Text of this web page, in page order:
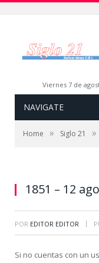
viernes 7 de
NAVIGATE
Home » Siglo 21 »
1851 – 12
POR EDITOR EDITOR |
Si no cuentas con un